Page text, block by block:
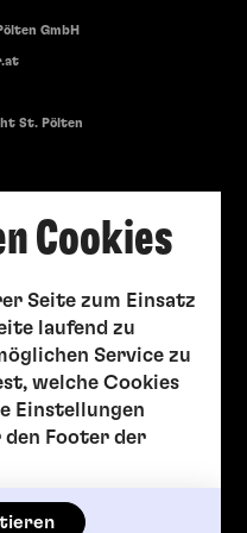
Cookies
Seite zum Einsatz
laufend zu
Service zu
welche Cookies
Einstellungen
den Footer der
GmbH
St. Pölten